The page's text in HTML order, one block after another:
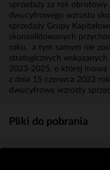
sprzedaży za rok
dwucyfrowego wzrostu
sprzedaży Grupy
skonsolidowanych
roku, a tym samym nie
strategicznych
2023-2025, o której mowa
z dnia 15 czerwca 2023
dwucyfrowe wzrosty
Pliki do pobrania